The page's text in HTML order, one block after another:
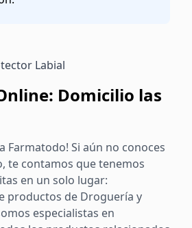
Labial
Domicilio las
Farmatodo! Si aún no conoces
te contamos que tenemos
en un solo lugar:
productos de Droguería y
especialistas en